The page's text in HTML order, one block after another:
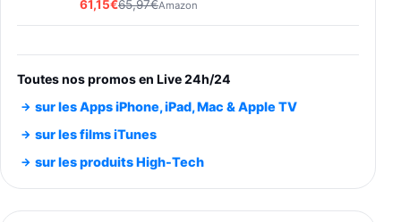
61,15€65,97€Amazon
entraénement direct 3 vitesses (33-45-78
trs/min) avec pre-ampli intégré et port USB
Smartphone SAMSUNG Galaxy S26 Ultra
891,99€1199€Fnac (Vendeur Tiers)
Smartphone SAMSUNG Galaxy S26+ Violet
Toutes nos promos en Live 24h/24
sur les Apps iPhone, iPad, Mac & Apple TV
sur les films iTunes
sur les produits High-Tech